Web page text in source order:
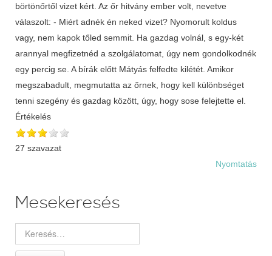
börtönőrtől vizet kért. Az őr hitvány ember volt, nevetve
válaszolt: - Miért adnék én neked vizet? Nyomorult koldus
vagy, nem kapok tőled semmit. Ha gazdag volnál, s egy-két
arannyal megfizetnéd a szolgálatomat, úgy nem gondolkodnék
egy percig se. A bírák előtt Mátyás felfedte kilétét. Amikor
megszabadult, megmutatta az őrnek, hogy kell különbséget
tenni szegény és gazdag között, úgy, hogy sose felejtette el.
Értékelés
27 szavazat
Nyomtatás
Mesekeresés